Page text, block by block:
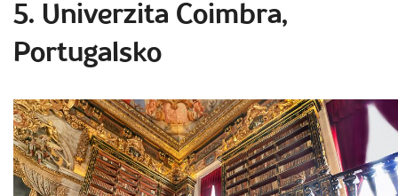
5. Univerzita Coimbra,
Portugalsko